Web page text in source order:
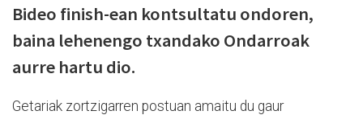
Bideo finish-ean kontsultatu ondoren,
baina lehenengo txandako Ondarroak
aurre hartu dio.
Getariak zortzigarren postuan amaitu du gaur